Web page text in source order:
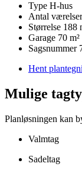
Type H-hus
Antal værelser
Størrelse 188
Garage 70 m²
Sagsnummer
Hent
Mulige
Planløsningen kan
Valmtag
Sadeltag